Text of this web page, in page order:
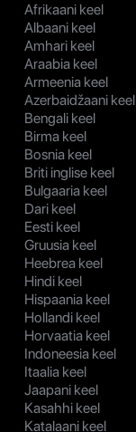
Afrikaani keel
Albaani keel
Amhari keel
Araabia keel
Armeenia keel
Azerbaidžaani keel
Bengali keel
Birma keel
Bosnia keel
Briti inglise keel
Bulgaaria keel
Dari keel
Eesti keel
Gruusia keel
Heebrea keel
Hindi keel
Hispaania keel
Hollandi keel
Horvaatia keel
Indoneesia keel
Itaalia keel
Jaapani keel
Kasahhi keel
Katalaani keel